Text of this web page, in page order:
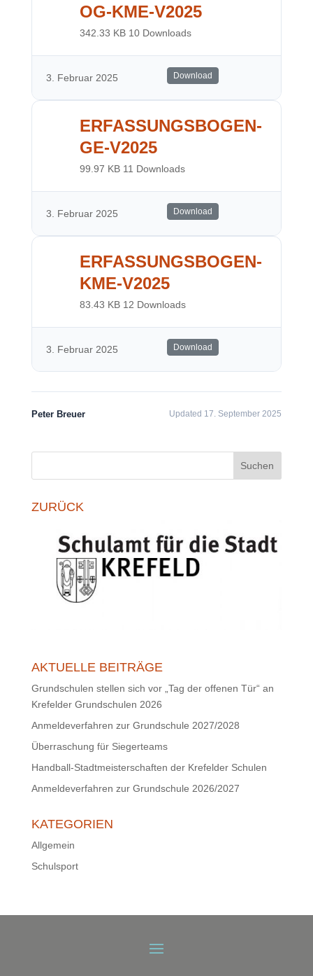
OG-KME-V2025
342.33 KB 10 Downloads
3. Februar 2025 Download
ERFASSUNGSBOGEN-
GE-V2025
99.97 KB 11 Downloads
3. Februar 2025 Download
ERFASSUNGSBOGEN-
KME-V2025
83.43 KB 12 Downloads
3. Februar 2025 Download
Peter Breuer Updated 17. September 2025
Suchen
ZURÜCK
AKTUELLE BEITRÄGE
Grundschulen stellen sich vor „Tag der offenen Tür“ an
Krefelder Grundschulen 2026
Anmeldeverfahren zur Grundschule 2027/2028
Überraschung für Siegerteams
Handball-Stadtmeisterschaften der Krefelder Schulen
Anmeldeverfahren zur Grundschule 2026/2027
KATEGORIEN
Allgemein
Schulsport